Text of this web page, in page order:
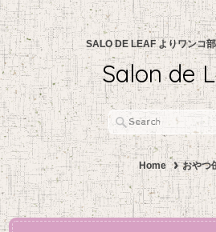
SALO DE LEAF よりワンコ
Salon de
Home おやつ